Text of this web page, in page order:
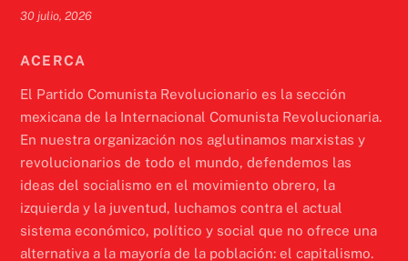
30 julio, 2026
ACERCA
El Partido Comunista Revolucionario es la sección
mexicana de la Internacional Comunista Revolucionaria.
En nuestra organización nos aglutinamos marxistas y
revolucionarios de todo el mundo, defendemos las
ideas del socialismo en el movimiento obrero, la
izquierda y la juventud, luchamos contra el actual
sistema económico, político y social que no ofrece una
alternativa a la mayoría de la población: el capitalismo.